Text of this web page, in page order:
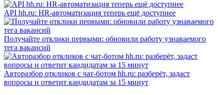
API hh.ru: HR-автоматизация теперь ещё доступнее
Получайте отклики первыми: обновили работу узнаваемого
тега вакансий
Авторазбор откликов с чат-ботом hh.ru: разберёт, задаст
вопросы и ответит кандидатам за 15 минут